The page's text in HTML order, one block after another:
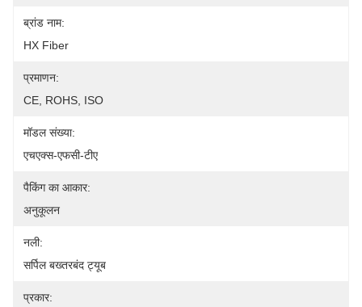
ब्रांड नाम:
HX Fiber
प्रमाणन:
CE, ROHS, ISO
मॉडल संख्या:
एचएक्स-एफसी-टीए
पैकिंग का आकार:
अनुकूलन
नली:
सर्पिल बख्तरबंद ट्यूब
प्रकार: